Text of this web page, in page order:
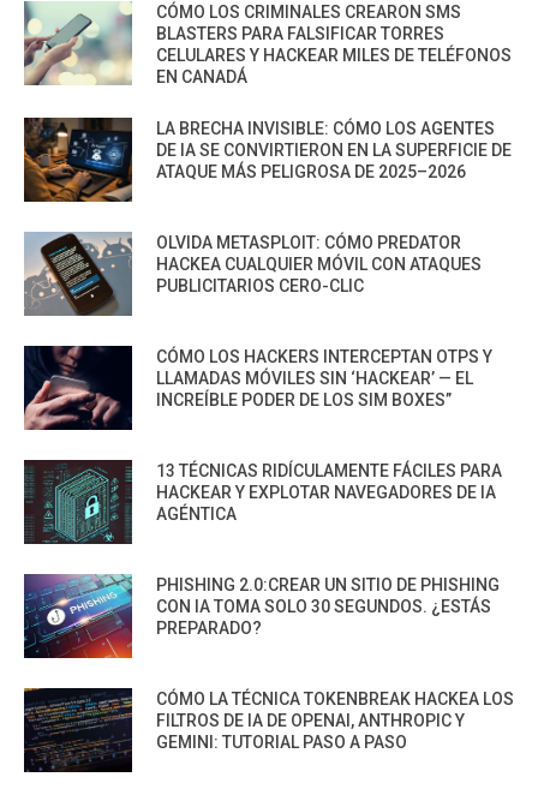
CÓMO LOS CRIMINALES CREARON SMS
BLASTERS PARA FALSIFICAR TORRES
CELULARES Y HACKEAR MILES DE TELÉFONOS
EN CANADÁ
LA BRECHA INVISIBLE: CÓMO LOS AGENTES
DE IA SE CONVIRTIERON EN LA SUPERFICIE DE
ATAQUE MÁS PELIGROSA DE 2025–2026
OLVIDA METASPLOIT: CÓMO PREDATOR
HACKEA CUALQUIER MÓVIL CON ATAQUES
PUBLICITARIOS CERO-CLIC
CÓMO LOS HACKERS INTERCEPTAN OTPS Y
LLAMADAS MÓVILES SIN ‘HACKEAR’ — EL
INCREÍBLE PODER DE LOS SIM BOXES”
13 TÉCNICAS RIDÍCULAMENTE FÁCILES PARA
HACKEAR Y EXPLOTAR NAVEGADORES DE IA
AGÉNTICA
PHISHING 2.0:CREAR UN SITIO DE PHISHING
CON IA TOMA SOLO 30 SEGUNDOS. ¿ESTÁS
PREPARADO?
CÓMO LA TÉCNICA TOKENBREAK HACKEA LOS
FILTROS DE IA DE OPENAI, ANTHROPIC Y
GEMINI: TUTORIAL PASO A PASO